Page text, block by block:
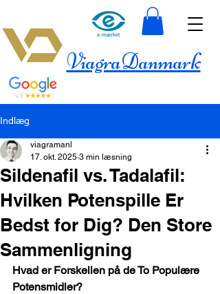
ViagraDanmark
Indlæg
Sildenafil vs. Tadalafil:
Hvilken Potenspille Er
Bedst for Dig? Den Store
Sammenligning
viagramanl
17. okt. 2025 3 min læsning
Hvad er Forskellen på de To Populære
Potensmidler?